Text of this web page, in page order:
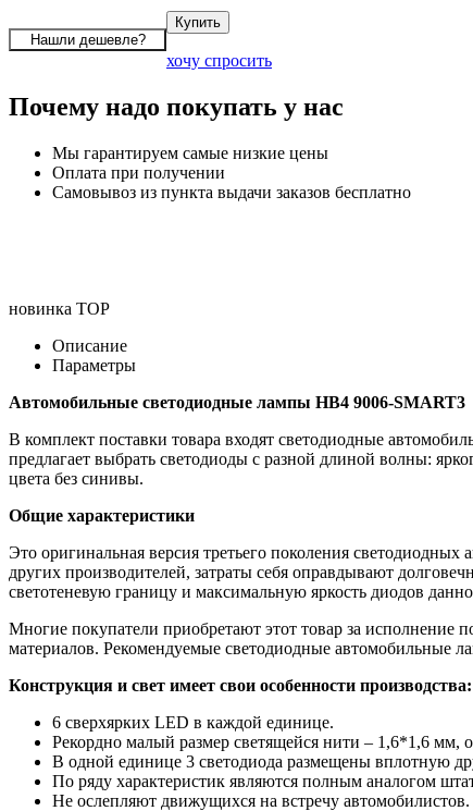
хочу спросить
Почему надо покупать у нас
Мы гарантируем самые низкие цены
Оплата при получении
Самовывоз из пункта выдачи заказов бесплатно
новинка TOP
Описание
Параметры
Автомобильные светодиодные лампы HB4 9006-SMART3
В комплект поставки товара входят светодиодные
предлагает выбрать светодиоды с разной длиной волны:
цвета без синивы.
Общие характеристики
Это оригинальная версия третьего поколения
других производителей, затраты себя оправдывают
светотеневую границу и максимальную яркость диодов
Многие покупатели приобретают этот товар за
материалов. Рекомендуемые светодиодные автомобильные
Конструкция и свет имеет свои особенности производства:
6 сверхярких LED в каждой единице.
Рекордно малый размер светящейся нити – 1,6*1,6 мм,
В одной единице 3 светодиода размещены вплотную
По ряду характеристик являются полным аналогом
Не ослепляют движущихся на встречу автомобилистов.